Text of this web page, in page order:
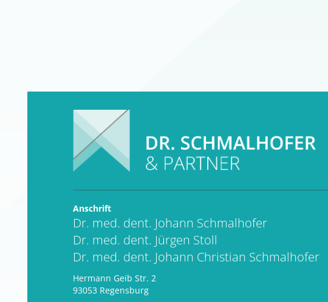
Anschrift
Dr. med. dent. Johann Schmalhofer
Dr. med. dent. Jürgen Stoll
Dr. med. dent. Johann Christian Schmalhofer
Hermann Geib Str. 2
93053 Regensburg